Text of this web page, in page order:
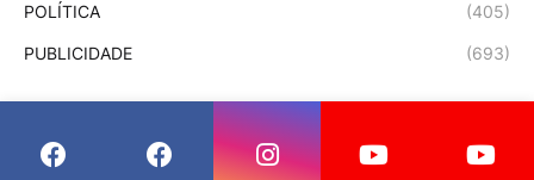
POLÍTICA (405)
PUBLICIDADE (693)